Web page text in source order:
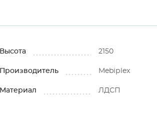
Высота 2150
Производитель Mebiрlex
Материал ЛДСП